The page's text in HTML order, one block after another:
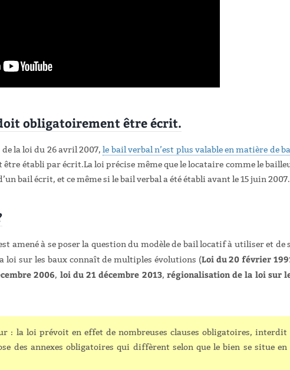
obligatoirement être écrit.
de la loi du 26 avril 2007,le bail verbal n’est plus valable en matière de
être établi par écrit.La loi précise même que le locataire comme le
bail écrit, et ce même si le bail verbal a été établi avant le 15 juin 2007.
amené à se poser la question du modèle de bail locatif à utiliser et de
loi sur les baux connaît de multiples évolutions (Loi du 20 février
2006, loi du 21 décembre 2013, régionalisation de la loi sur
: la loi prévoit en effet de nombreuses clauses obligatoires, interdit
des annexes obligatoires qui diffèrent selon que le bien se situe en